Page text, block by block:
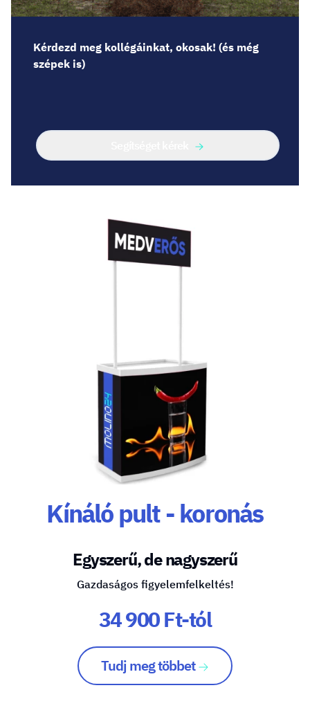
Kérdezd meg kollégáinkat, okosak! (és még
szépek is)
Kínáló pult - koronás
Egyszerű, de nagyszerű
Gazdaságos figyelemfelkeltés!
34 900 Ft-tól
Tudj meg többet